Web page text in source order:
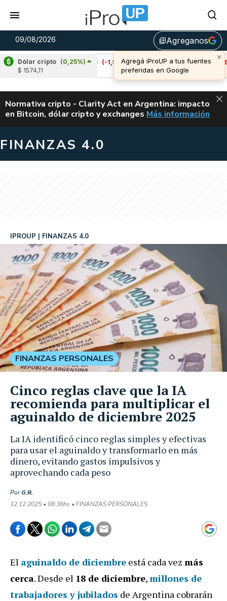
09/08/2026 library_addAgreganos
Dólar cripto (0,25%)
$ 1574,11
Cardano
(-1,54%)
Avalanche (-1,46%)
u$s 6,46
ALERTA
Normativa cripto - Clarity Act en Argentina: impacto
en Bitcoin, dólar cripto y exchanges CLARITY ACT EN
Más información
FINANZAS 4.0
La IA identificó cinco reglas simples y efectivas
para usar el aguinaldo y transformarlo en más
dinero, evitando gastos impulsivos y
aprovechando cada peso
IPROUP FINANZAS 4.0
PorG.R.
12.12.2025 • 08:36hs • FINANZAS PERSONALES
FINANZAS PERSONALES
Cinco reglas clave que la IA
recomienda para multiplicar el
aguinaldo de diciembre 2025
El aguinaldo de diciembre está cada vez más
cerca. Desde el 18 de diciembre,millones de
trabajadores y jubilados de Argentina cobrarán